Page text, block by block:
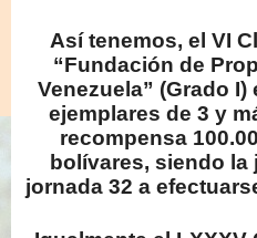
Así tenemos, el VI
“Fundación de
Venezuela” (Grado
ejemplares de 3 y
recompensa
bolívares, siendo
jornada 32 a